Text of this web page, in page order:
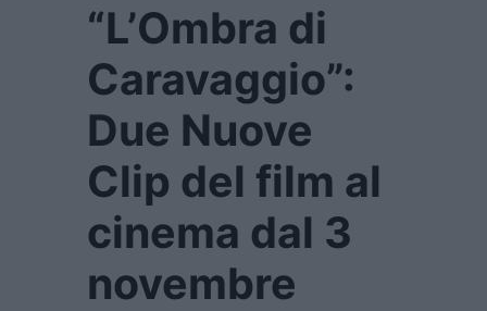
“L’Ombra di
Caravaggio”:
Due Nuove
Clip del film al
cinema dal 3
novembre